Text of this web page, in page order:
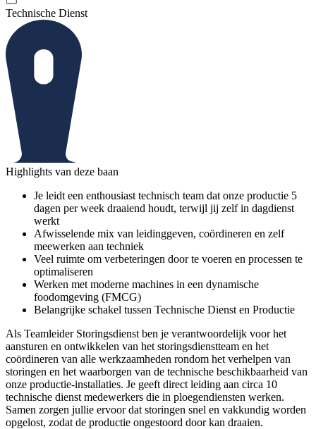
Technische Dienst
Highlights van deze baan
Je leidt een enthousiast technisch team dat onze productie 5
dagen per week draaiend houdt, terwijl jij zelf in dagdienst
werkt
Afwisselende mix van leidinggeven, coördineren en zelf
meewerken aan techniek
Veel ruimte om verbeteringen door te voeren en processen te
optimaliseren
Werken met moderne machines in een dynamische
foodomgeving (FMCG)
Belangrijke schakel tussen Technische Dienst en Productie
Als Teamleider Storingsdienst ben je verantwoordelijk voor het
aansturen en ontwikkelen van het storingsdienstteam en het
coördineren van alle werkzaamheden rondom het verhelpen van
storingen en het waarborgen van de technische beschikbaarheid van
onze productie-installaties. Je geeft direct leiding aan circa 10
technische dienst medewerkers die in ploegendiensten werken.
Samen zorgen jullie ervoor dat storingen snel en vakkundig worden
opgelost, zodat de productie ongestoord door kan draaien.